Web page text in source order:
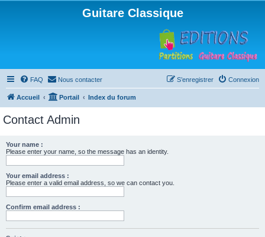
Guitare Classique
FAQ Nous contacter Connexion
S’enregistrer
Accueil Portail Index du forum
Contact Admin
Your name :
Please enter your name, so the message has an identity.
Your email address :
Please enter a valid email address, so we can contact you.
Confirm email address :